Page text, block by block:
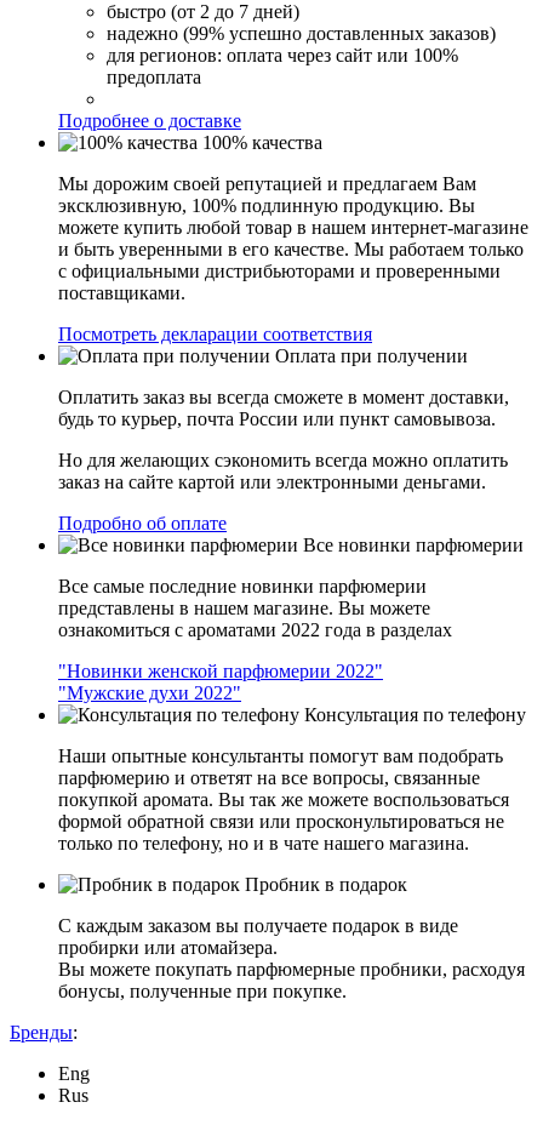
быстро (от 2 до 7 дней)
надежно (99% успешно доставленных заказов)
для регионов: оплата через сайт или 100%
предоплата
Подробнее о доставке
100% качества
Мы дорожим своей репутацией и предлагаем Вам
эксклюзивную, 100% подлинную продукцию. Вы
можете купить любой товар в нашем интернет-магазине
и быть уверенными в его качестве. Мы работаем только
с официальными дистрибьюторами и проверенными
поставщиками.
Посмотреть декларации соответствия
Оплата при получении
Оплатить заказ вы всегда сможете в момент доставки,
будь то курьер, почта России или пункт самовывоза.
Но для желающих сэкономить всегда можно оплатить
заказ на сайте картой или электронными деньгами.
Подробно об оплате
Все новинки парфюмерии
Все самые последние новинки парфюмерии
представлены в нашем магазине. Вы можете
ознакомиться с ароматами 2022 года в разделах
"Новинки женской парфюмерии 2022"
"Мужские духи 2022"
Консультация по телефону
Наши опытные консультанты помогут вам подобрать
парфюмерию и ответят на все вопросы, связанные
покупкой аромата. Вы так же можете воспользоваться
формой обратной связи или просконультироваться не
только по телефону, но и в чате нашего магазина.
Пробник в подарок
С каждым заказом вы получаете подарок в виде
пробирки или атомайзера.
Вы можете покупать парфюмерные пробники, расходуя
бонусы, полученные при покупке.
Бренды:
Eng
Rus